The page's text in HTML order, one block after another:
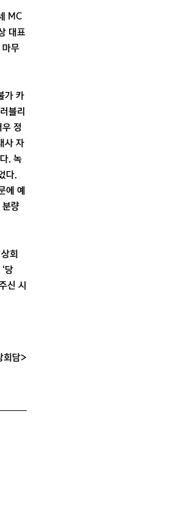
MC
대표
마무
가 카
블리
정
사 자
. 녹
다.
에 예
분량
회
당
신 시
회담>